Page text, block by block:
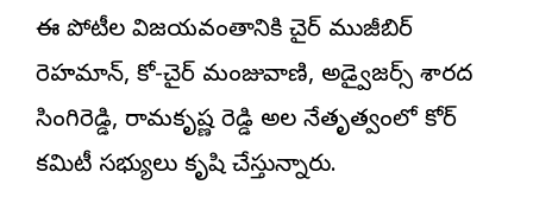
ఈ పోటీల విజయవంతానికి చైర్ ముజీబిర్
రెహమాన్, కో-చైర్ మంజువాణి, అడ్వైజర్స్ శారద
సింగిరెడ్డి, రామకృష్ణ రెడ్డి అల నేతృత్వంలో కోర్
కమిటీ సభ్యులు కృషి చేస్తున్నారు.